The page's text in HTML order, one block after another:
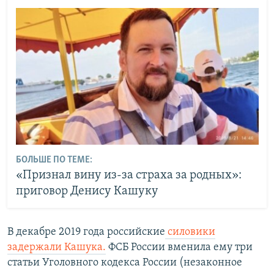
БОЛЬШЕ ПО ТЕМЕ:
«Признал вину из-за страха за родных»:
приговор Денису Кашуку
В декабре 2019 года российские силовики
задержали Кашука. ФСБ России вменила ему три
статьи Уголовного кодекса России (незаконное